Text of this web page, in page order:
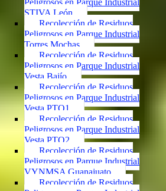
Peligrosos en Parque Industrial
STIVA León
Recolección de Residuos
Peligrosos en Parque Industrial
Torres Mochas
Recolección de Residuos
Peligrosos en Parque Industrial
Vesta Bajío
Recolección de Residuos
Peligrosos en Parque Industrial
Vesta PTO1
Recolección de Residuos
Peligrosos en Parque Industrial
Vesta PTO2
Recolección de Residuos
Peligrosos en Parque Industrial
VYNMSA Guanajuato
Recolección de Residuos